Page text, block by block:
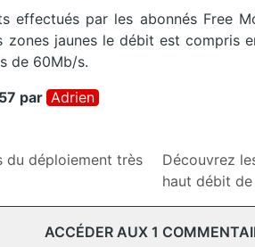
effectués par les abonnés Free
zones jaunes le débit est compris
de 60Mb/s.
par Adrien
du déploiement très
Découvrez
haut débit
ACCÉDER AUX 1